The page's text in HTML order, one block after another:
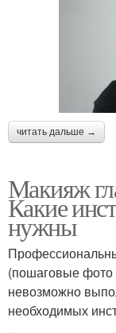
читать дальше →
Макияж
Какие
нужны
(пошаговые
невозможно
необходимых